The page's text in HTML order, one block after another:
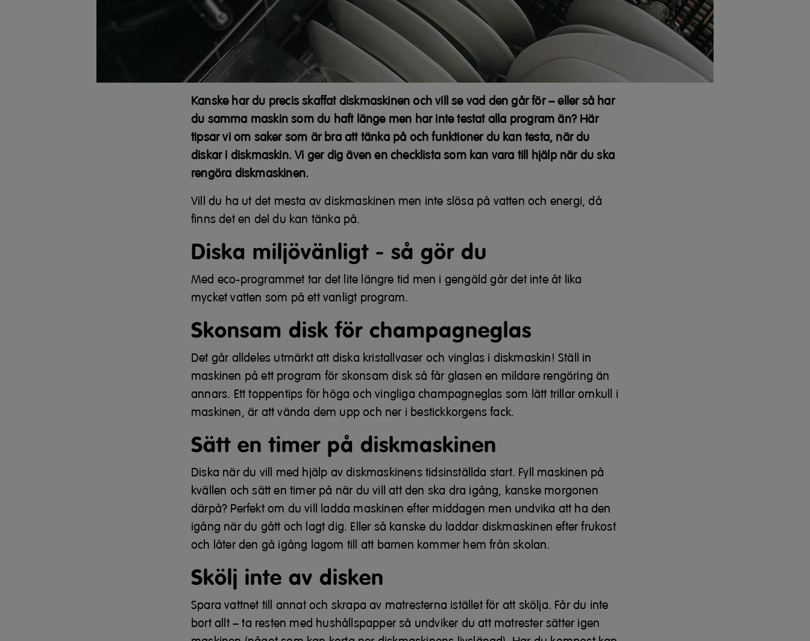
Kanske har du precis skaffat diskmaskinen och vill se vad den går för – eller så har
du samma maskin som du haft länge men har inte testat alla program än? Här
tipsar vi om saker som är bra att tänka på och funktioner du kan testa, när du
diskar i diskmaskin. Vi ger dig även en checklista som kan vara till hjälp när du ska
rengöra diskmaskinen.
Vill du ha ut det mesta av diskmaskinen men inte slösa på vatten och energi, då
finns det en del du kan tänka på.
Diska miljövänligt - så gör du
Med eco-programmet tar det lite längre tid men i gengäld går det inte åt lika
mycket vatten som på ett vanligt program.
Skonsam disk för champagneglas
Det går alldeles utmärkt att diska kristallvaser och vinglas i diskmaskin! Ställ in
maskinen på ett program för skonsam disk så får glasen en mildare rengöring än
annars. Ett toppentips för höga och vingliga champagneglas som lätt trillar omkull i
maskinen, är att vända dem upp och ner i bestickkorgens fack.
Sätt en timer på diskmaskinen
Diska när du vill med hjälp av diskmaskinens tidsinställda start. Fyll maskinen på
kvällen och sätt en timer på när du vill att den ska dra igång, kanske morgonen
därpå? Perfekt om du vill ladda maskinen efter middagen men undvika att ha den
igång när du gått och lagt dig. Eller så kanske du laddar diskmaskinen efter frukost
och låter den gå igång lagom till att barnen kommer hem från skolan.
Skölj inte av disken
Spara vattnet till annat och skrapa av matresterna istället för att skölja. Får du inte
bort allt – ta resten med hushållspapper så undviker du att matrester sätter igen